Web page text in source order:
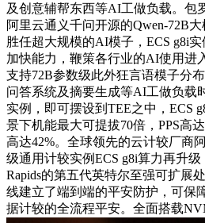
及创意辅帮东西等AI工做负载。包
阿里云通义千问开源的Qwen-72B
胜任超大规模的AI模子，ECS g8i
加快能力，鞭策各行业的AI使用进
支持72B参数级此外狂言语模子分
问答系统及摘要生成等AI工做负载
实例，即可摆设到TEE之中，ECS
景下机能最大可提拔70倍，PPS高
高达42%。全球领先的云计较厂商
级通用计较实例ECS g8i算力再升级
Rapids的第五代英特尔至强可扩展
线建立了端到端的平安防护，可保
据计较的全流程平安。全面搭载